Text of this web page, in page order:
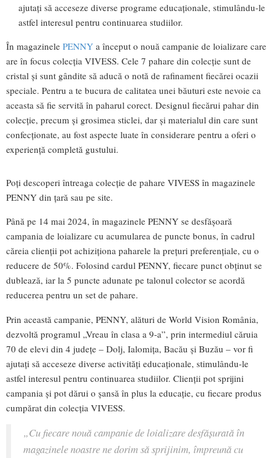
ajutați să acceseze diverse programe educaționale, stimulându-le
astfel interesul pentru continuarea studiilor.
În magazinele PENNY a început o nouă campanie de loializare care
are în focus colecția VIVESS. Cele 7 pahare din colecție sunt de
cristal și sunt gândite să aducă o notă de rafinament fiecărei ocazii
speciale. Pentru a te bucura de calitatea unei băuturi este nevoie ca
aceasta să fie servită în paharul corect. Designul fiecărui pahar din
colecție, precum și grosimea sticlei, dar și materialul din care sunt
confecționate, au fost aspecte luate în considerare pentru a oferi o
experiență completă gustului.
Poți descoperi întreaga colecție de pahare VIVESS în magazinele
PENNY din țară sau pe site.
Până pe 14 mai 2024, în magazinele PENNY se desfășoară
campania de loializare cu acumularea de puncte bonus, în cadrul
căreia clienții pot achiziționa paharele la prețuri preferențiale, cu o
reducere de 50%. Folosind cardul PENNY, fiecare punct obținut se
dublează, iar la 5 puncte adunate pe talonul colector se acordă
reducerea pentru un set de pahare.
Prin această campanie, PENNY, alături de World Vision România,
dezvoltă programul „Vreau în clasa a 9-a”, prin intermediul căruia
70 de elevi din 4 județe – Dolj, Ialomița, Bacău și Buzău – vor fi
ajutați să acceseze diverse activități educaționale, stimulându-le
astfel interesul pentru continuarea studiilor. Clienții pot sprijini
campania și pot dărui o șansă în plus la educație, cu fiecare produs
cumpărat din colecția VIVESS.
„Cu fiecare nouă campanie de loializare desfășurată în
magazinele noastre ne dorim să sprijinim, împreună cu